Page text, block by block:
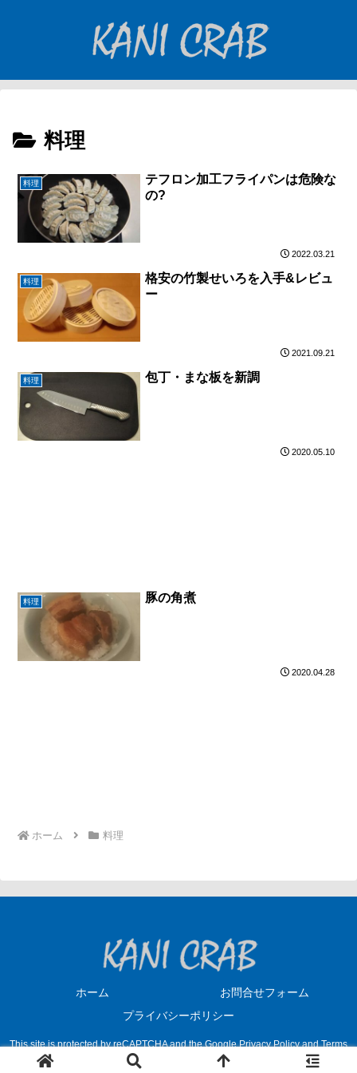
料理
料理
テフロン加工フライパンは危険な
の?
2022.03.21
料理
格安の竹製せいろを入手&レビュ
ー
2021.09.21
料理 包丁・まな板を新調
2020.05.10
料理 豚の角煮
2020.04.28
ホーム 料理
ホーム
お問合せフォーム
プライバシーポリシー
This site is protected by reCAPTCHA and the GooglePrivacy PolicyandTerms
of Serviceapply. © 2019 カニクラブ.